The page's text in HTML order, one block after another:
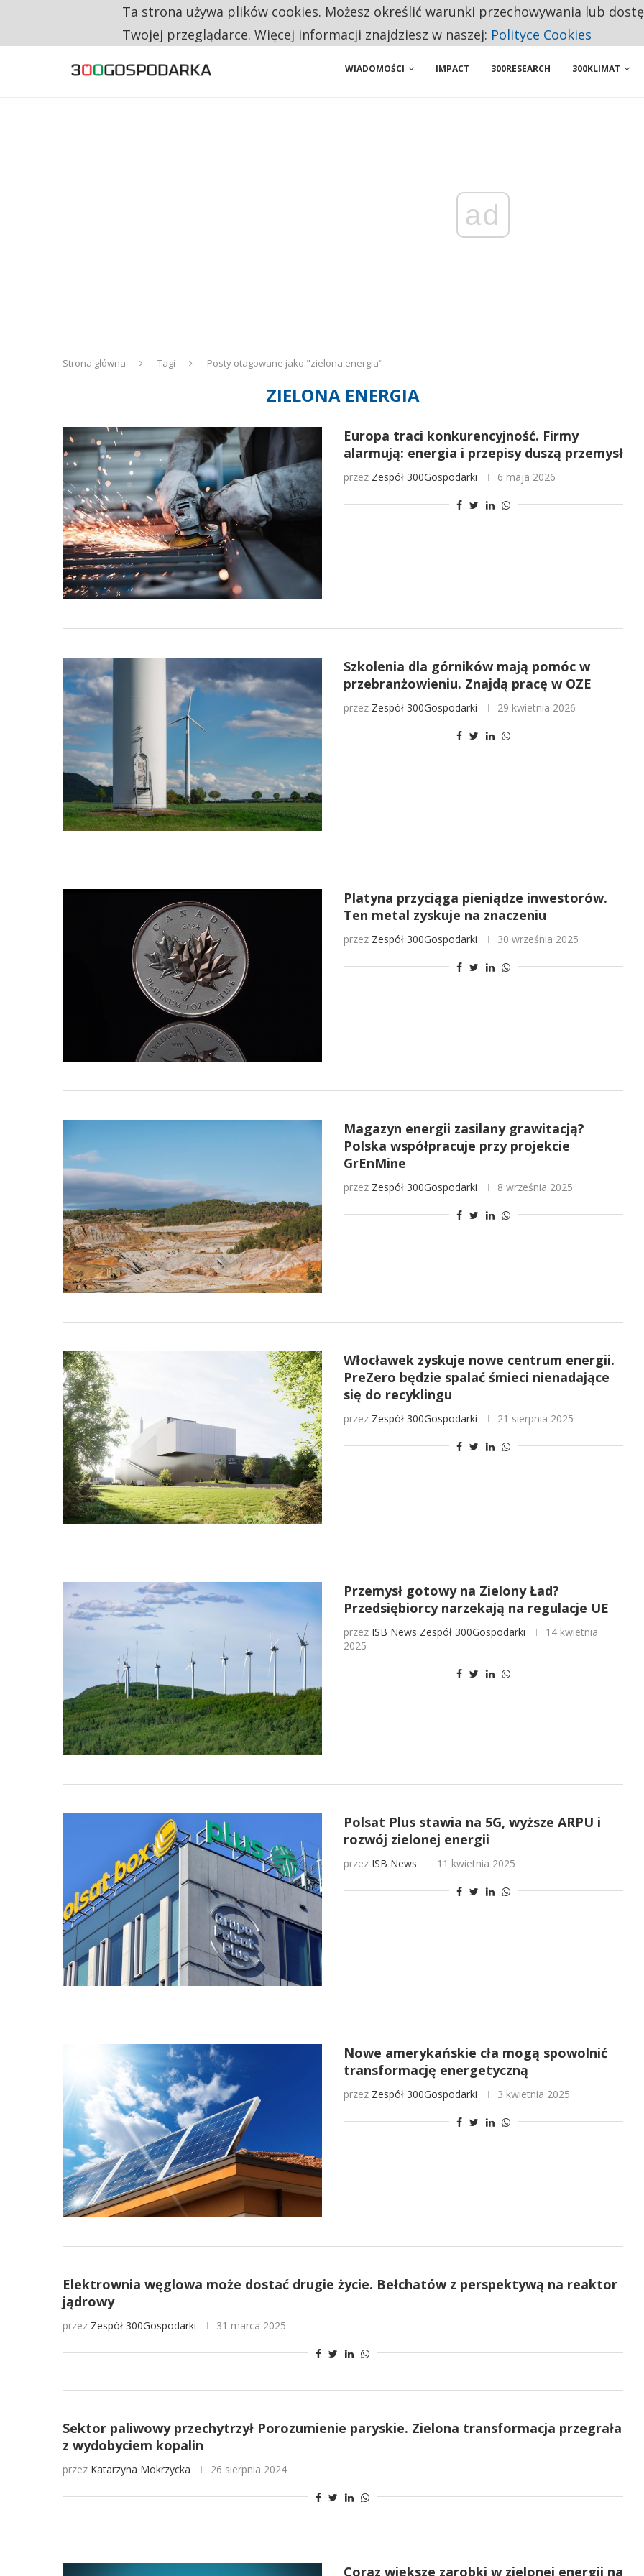
CO TRZECIĄ ZŁOTÓWKĘ Z EMERYTURY SENIORZY PRZEZNACZAJĄ NA PODSTAWOWE ZAKUPY
WIADOMOŚCI IMPACT 300RESEARCH 300KLIMAT
ad
Strona główna Tagi Posty otagowane jako "zielona energia"
ZIELONA ENERGIA
Europa traci konkurencyjność. Firmy
alarmują: energia i przepisy duszą przemysł
przez Zespół 300Gospodarki 6 maja 2026
Szkolenia dla górników mają pomóc w
przebranżowieniu. Znajdą pracę w OZE
przez Zespół 300Gospodarki 29 kwietnia 2026
Platyna przyciąga pieniądze inwestorów.
Ten metal zyskuje na znaczeniu
przez Zespół 300Gospodarki 30 września 2025
Magazyn energii zasilany grawitacją?
Polska współpracuje przy projekcie
GrEnMine
przez Zespół 300Gospodarki 8 września 2025
Włocławek zyskuje nowe centrum energii.
PreZero będzie spalać śmieci nienadające
się do recyklingu
przez Zespół 300Gospodarki 21 sierpnia 2025
Przemysł gotowy na Zielony Ład?
Przedsiębiorcy narzekają na regulacje UE
przez ISB News Zespół 300Gospodarki
14 kwietnia
2025
Polsat Plus stawia na 5G, wyższe ARPU i
rozwój zielonej energii
przez ISB News 11 kwietnia 2025
Nowe amerykańskie cła mogą spowolnić
transformację energetyczną
przez Zespół 300Gospodarki 3 kwietnia 2025
Elektrownia węglowa może dostać drugie życie. Bełchatów z perspektywą na reaktor
jądrowy
przez Zespół 300Gospodarki 31 marca 2025
Sektor paliwowy przechytrzył Porozumienie paryskie. Zielona transformacja przegrała
z wydobyciem kopalin
przez Katarzyna Mokrzycka 26 sierpnia 2024
Coraz większe zarobki w zielonej energii na
Ta strona używa plików cookies. Możesz określić warunki przechowywania lub
Twojej przeglądarce. Więcej informacji znajdziesz w naszej: Polityce Cookies